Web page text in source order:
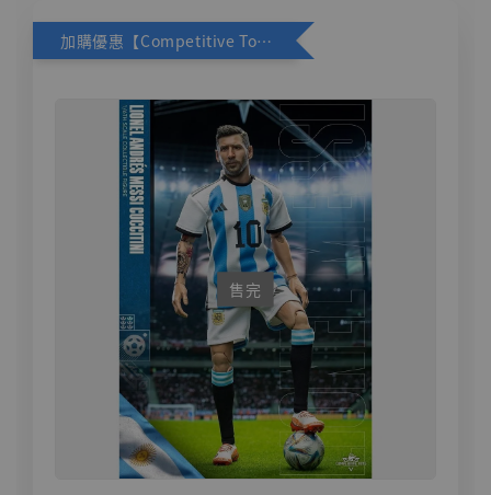
加購優惠【Competitive Toys 梅西 [CM001]】
售完